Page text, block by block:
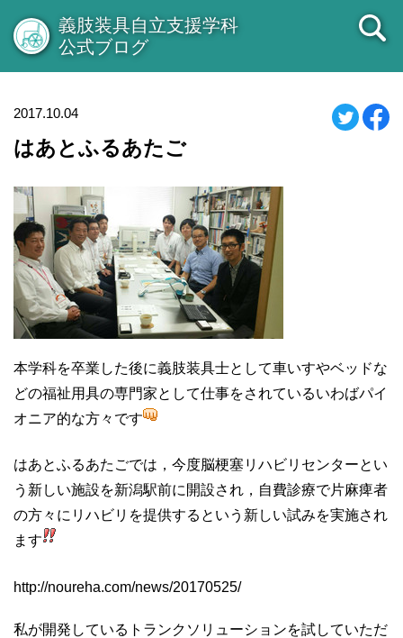
義肢装具自立支援学科
公式ブログ
2017.10.04
はあとふるあたご
本学科を卒業した後に義肢装具士として車いすやベッドな
どの福祉用具の専門家として仕事をされているいわばパイ
オニア的な方々です
はあとふるあたごでは，今度脳梗塞リハビリセンターとい
う新しい施設を新潟駅前に開設され，自費診療で片麻痺者
の方々にリハビリを提供するという新しい試みを実施され
ます
http://noureha.com/news/20170525/
私が開発しているトランクソリューションを試していただ